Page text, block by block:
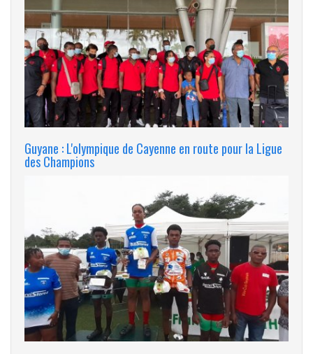
Guyane : L'olympique de Cayenne en route pour la Ligue
des Champions